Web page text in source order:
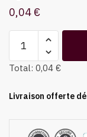
0,04 €
Total: 0,04 €
Livraison offerte